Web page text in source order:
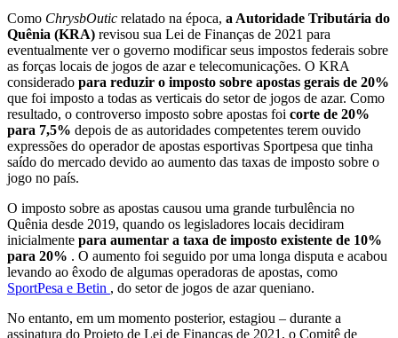
Como ChrysbOutic relatado na época, a Autoridade Tributária do
Quênia (KRA) revisou sua Lei de Finanças de 2021 para
eventualmente ver o governo modificar seus impostos federais sobre
as forças locais de jogos de azar e telecomunicações. O KRA
considerado para reduzir o imposto sobre apostas gerais de 20%
que foi imposto a todas as verticais do setor de jogos de azar. Como
resultado, o controverso imposto sobre apostas foi corte de 20%
para 7,5% depois de as autoridades competentes terem ouvido
expressões do operador de apostas esportivas Sportpesa que tinha
saído do mercado devido ao aumento das taxas de imposto sobre o
jogo no país.
O imposto sobre as apostas causou uma grande turbulência no
Quênia desde 2019, quando os legisladores locais decidiram
inicialmente para aumentar a taxa de imposto existente de 10%
para 20% . O aumento foi seguido por uma longa disputa e acabou
levando ao êxodo de algumas operadoras de apostas, como
SportPesa e Betin , do setor de jogos de azar queniano.
No entanto, em um momento posterior, estagiou – durante a
assinatura do Projeto de Lei de Finanças de 2021, o Comitê de